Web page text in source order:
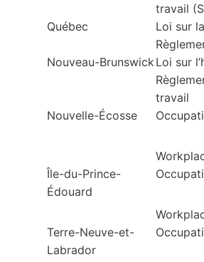
travail
Québec
Loi sur
Nouveau-Brunswick Loi sur
travail
Nouvelle-Écosse
Île-du-Prince-
Édouard
Terre-Neuve-et-
Labrador